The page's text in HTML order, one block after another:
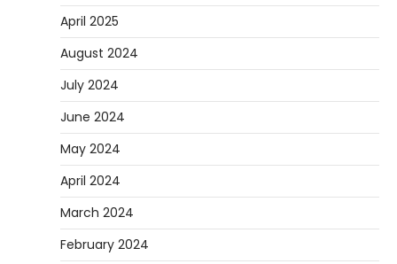
April 2025
August 2024
July 2024
June 2024
May 2024
April 2024
March 2024
February 2024